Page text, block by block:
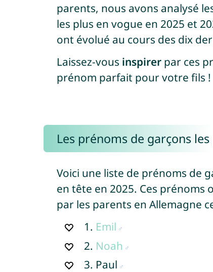
parents, nous avons analysé
les plus en vogue en 2025 et
ont évolué au cours des dix
Laissez-vous inspirerpar ces
prénom parfait pour votre fils !
Les prénoms de garçons
Voici une liste de prénoms de
en tête en 2025. Ces
par les parents en Allemagne
1. Emil
2. Noah
3. Paul